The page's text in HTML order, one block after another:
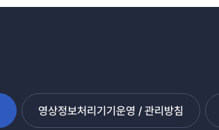
영상정보처리기기운영 / 관리방침